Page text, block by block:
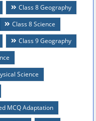
Class 8 Geography
Class 8 Science
Class 9 Geography
Science
MCQ Adaptation